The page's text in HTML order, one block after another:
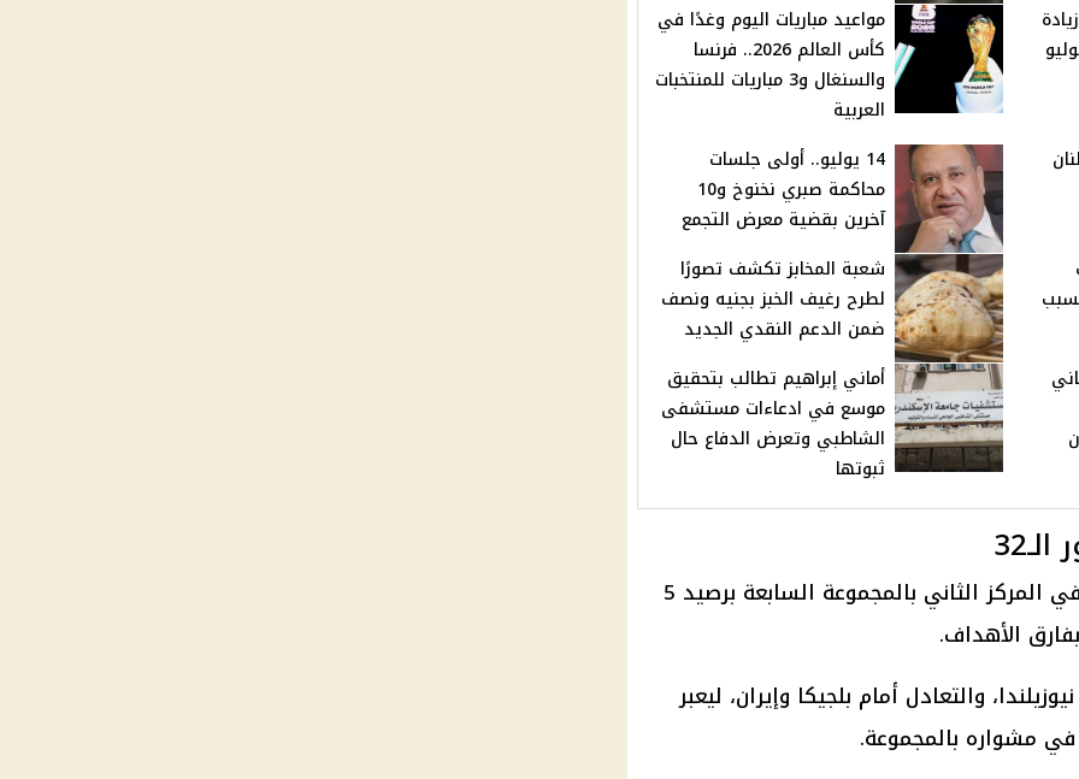
مواعيد مباريات اليوم وغدًا في
كأس العالم 2026.. فرنسا
والسنغال و3 مباريات للمنتخبات
العربية
3 أطنان
14 يوليو.. أولى جلسات
محاكمة صبري نخنوخ و10
آخرين بقضية معرض التجمع
شعبة المخابز تكشف تصورًا
لطرح رغيف الخبز بجنيه ونصف
ضمن الدعم النقدي الجديد
أماني إبراهيم تطالب بتحقيق
موسع في ادعاءات مستشفى
الشاطبي وتعرض الدفاع حال
ثبوتها
أنهى منتخب مصر دور المجموعات في المركز الثاني بالمجموعة السابعة برصيد 5
الأهداف.
والتعادل أمام بلجيكا وإيران، ليعبر